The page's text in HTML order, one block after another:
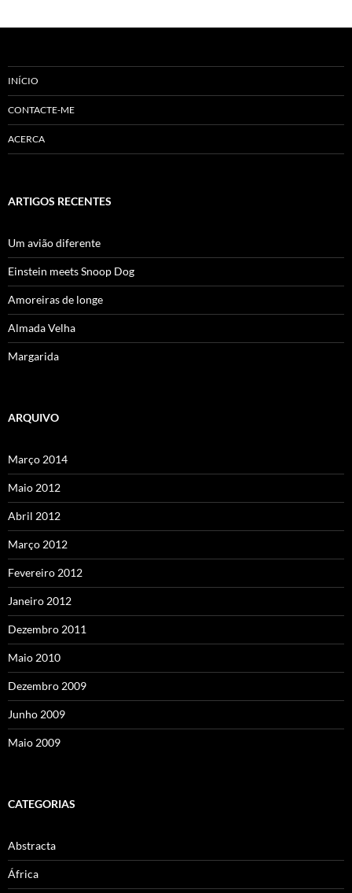
INÍCIO
CONTACTE-ME
ACERCA
ARTIGOS RECENTES
Um avião diferente
Einstein meets Snoop Dog
Amoreiras de longe
Almada Velha
Margarida
ARQUIVO
Março 2014
Maio 2012
Abril 2012
Março 2012
Fevereiro 2012
Janeiro 2012
Dezembro 2011
Maio 2010
Dezembro 2009
Junho 2009
Maio 2009
CATEGORIAS
Abstracta
África